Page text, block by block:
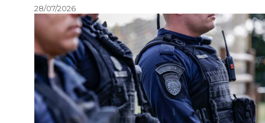
28/07/2026